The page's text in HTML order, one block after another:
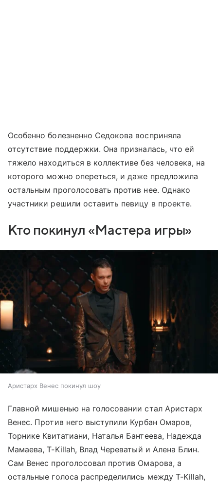
Особенно болезненно Седокова восприняла
отсутствие поддержки. Она призналась, что ей
тяжело находиться в коллективе без человека, на
которого можно опереться, и даже предложила
остальным проголосовать против нее. Однако
участники решили оставить певицу в проекте.
Кто покинул «Мастера игры»
Аристарх Венес покинул шоу
Главной мишенью на голосовании стал Аристарх
Венес. Против него выступили Курбан Омаров,
Торнике Квитатиани, Наталья Бантеева, Надежда
Мамаева, T-Killah, Влад Череватый и Алена Блин.
Сам Венес проголосовал против Омарова, а
остальные голоса распределились между T-Killah,